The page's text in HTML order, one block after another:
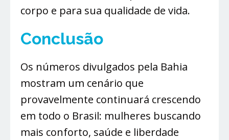
corpo e para sua qualidade de vida.
Conclusão
Os números divulgados pela Bahia
mostram um cenário que
provavelmente continuará crescendo
em todo o Brasil: mulheres buscando
mais conforto, saúde e liberdade